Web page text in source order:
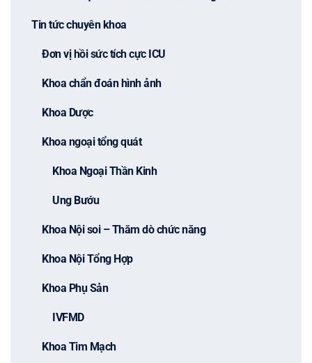
Tin tức chuyên khoa
Đơn vị hồi sức tích cực ICU
Khoa chẩn đoán hình ảnh
Khoa Dược
Khoa ngoại tổng quát
Khoa Ngoại Thần Kinh
Ung Bướu
Khoa Nội soi – Thăm dò chức năng
Khoa Nội Tổng Hợp
Khoa Phụ Sản
IVFMD
Khoa Tim Mạch